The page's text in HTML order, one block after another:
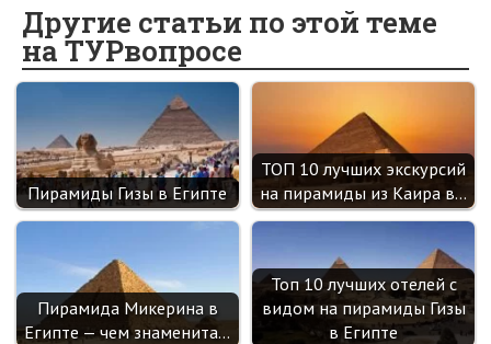
o
o
k
o
kl
as
sn
ik
i
er dI
n
es
t
a
m
Другие статьи по этой теме
на ТУРвопросе
Пирамиды Гизы в Египте
ТОП 10 лучших экскурсий
на пирамиды из Каира в…
Пирамида Микерина в
Египте — чем знаменита…
Топ 10 лучших отелей с
видом на пирамиды Гизы
в Египте